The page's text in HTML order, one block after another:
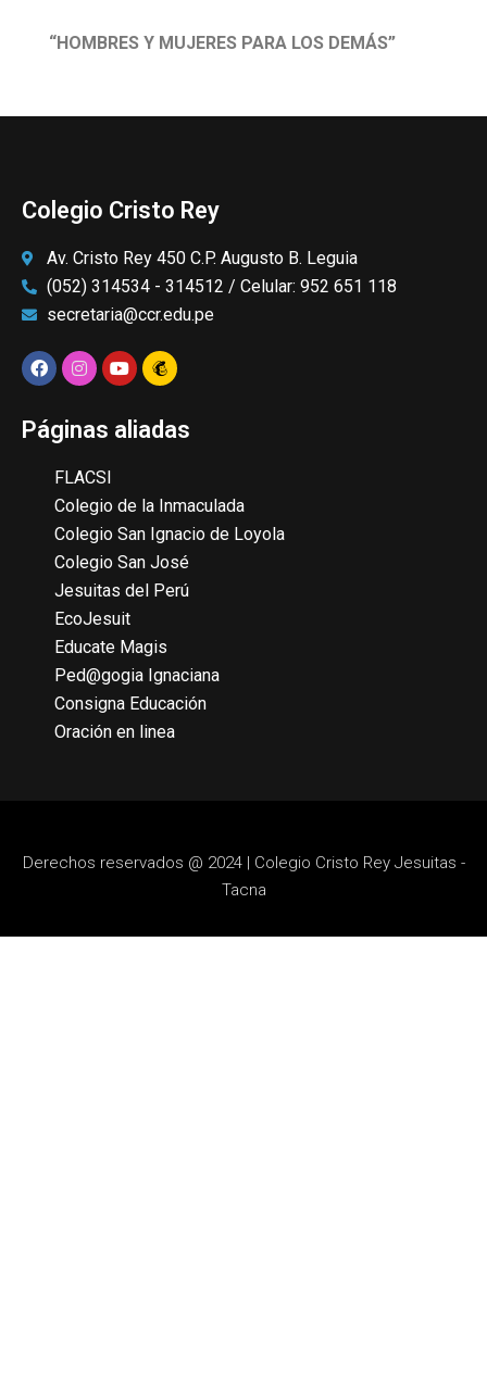
“HOMBRES Y MUJERES PARA LOS DEMÁS”
Colegio Cristo Rey
Av. Cristo Rey 450 C.P. Augusto B. Leguia
(052) 314534 - 314512 / Celular: 952 651 118
secretaria@ccr.edu.pe
Páginas aliadas
FLACSI
Colegio de la Inmaculada
Colegio San Ignacio de Loyola
Colegio San José
Jesuitas del Perú
EcoJesuit
Educate Magis
Ped@gogia Ignaciana
Consigna Educación
Oración en linea
Derechos reservados @ 2024 | Colegio Cristo Rey Jesuitas -
Tacna